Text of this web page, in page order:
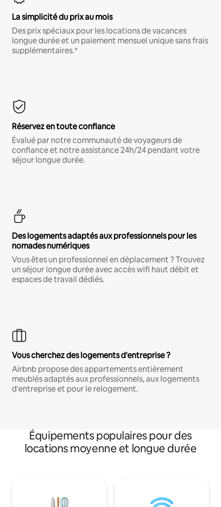
La simplicité du prix au mois
Des prix spéciaux pour les locations de vacances
longue durée et un paiement mensuel unique sans frais
supplémentaires.*
Réservez en toute confiance
Évalué par notre communauté de voyageurs de
confiance et notre assistance 24h/24 pendant votre
séjour longue durée.
Des logements adaptés aux professionnels pour les
nomades numériques
Vous êtes un professionnel en déplacement ? Trouvez
un séjour longue durée avec accès wifi haut débit et
espaces de travail dédiés.
Vous cherchez des logements d'entreprise ?
Airbnb propose des appartements entièrement
meublés adaptés aux professionnels, aux logements
d'entreprise et pour le relogement.
Équipements populaires pour des
locations moyenne et longue durée